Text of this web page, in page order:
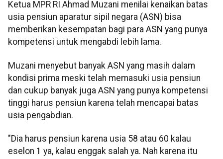
Ketua MPR RI Ahmad Muzani menilai kenaikan batas
usia pensiun aparatur sipil negara (ASN) bisa
memberikan kesempatan bagi para ASN yang punya
kompetensi untuk mengabdi lebih lama.
Muzani menyebut banyak ASN yang masih dalam
kondisi prima meski telah memasuki usia pensiun
dan cukup banyak juga ASN yang punya kompetensi
tinggi harus pensiun karena telah mencapai batas
usia pengabdian.
"Dia harus pensiun karena usia 58 atau 60 kalau
eselon 1 ya, kalau enggak salah ya. Nah karena itu